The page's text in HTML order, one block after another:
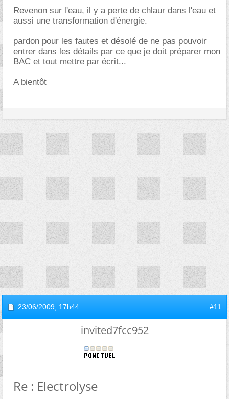
Revenon sur l'eau, il y a perte de chlaur dans l'eau et
aussi une transformation d'énergie.
pardon pour les fautes et désolé de ne pas pouvoir
entrer dans les détails par ce que je doit préparer mon
BAC et tout mettre par écrit...
A bientôt
23/06/2009, 17h44 #11
invited7fcc952
Re : Electrolyse